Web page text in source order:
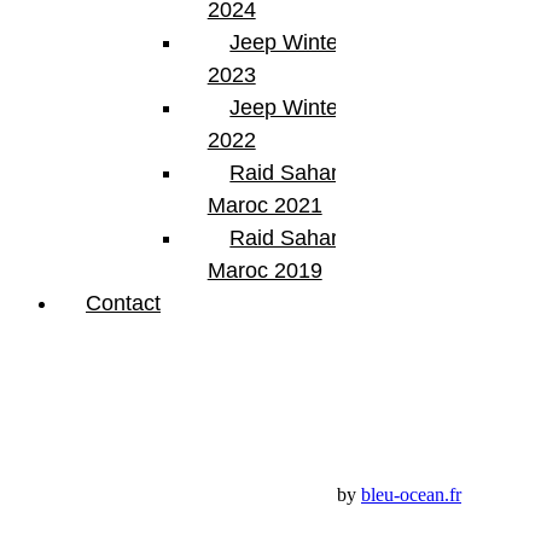
46, Chemin de la Petite Bastide
contact@bumperoffroad.com
+33 (0)4 42 54 26 75
Premium Jeep Specialist - BumperOffroad by bleu-ocean.fr
2024
Jeep Winter Tour
2023
Jeep Winter Tour
2022
Raid Sahara Tour
Maroc 2021
Raid Sahara Tour
Maroc 2019
Contact